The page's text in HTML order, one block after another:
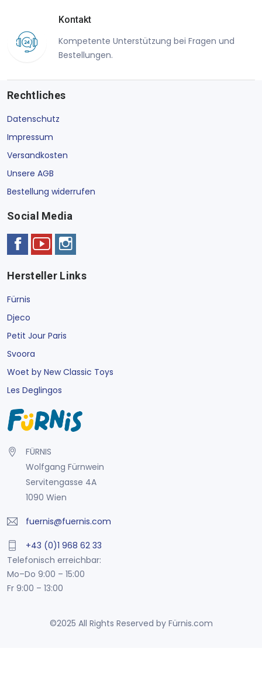
Kontakt
Kompetente Unterstützung bei Fragen und
Bestellungen.
Rechtliches
Datenschutz
Impressum
Versandkosten
Unsere AGB
Bestellung widerrufen
Social Media
Hersteller Links
Fürnis
Djeco
Petit Jour Paris
Svoora
Woet by New Classic Toys
Les Deglingos
FÜRNIS
Wolfgang Fürnwein
Servitengasse 4A
1090 Wien
fuernis@fuernis.com
+43 (0)1 968 62 33
Telefonisch erreichbar:
Mo–Do 9:00 – 15:00
Fr 9:00 – 13:00
©2025 All Rights Reserved by Fürnis.com